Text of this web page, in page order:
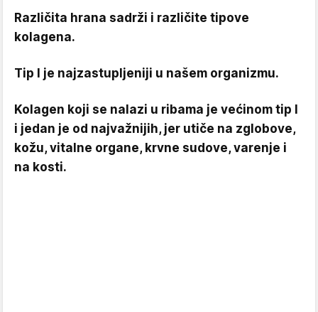
Različita hrana sadrži i različite tipove
kolagena.
Tip I je najzastupljeniji u našem organizmu.
Kolagen koji se nalazi u ribama je većinom tip I
i jedan je od najvažnijih, jer utiče na zglobove,
kožu, vitalne organe, krvne sudove, varenje i
na kosti.